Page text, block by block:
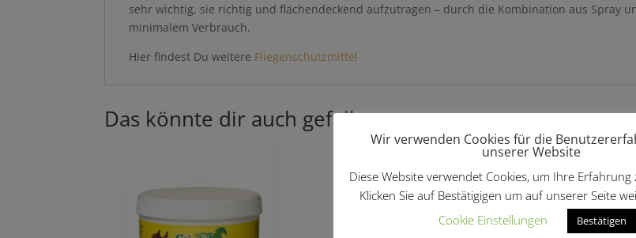
sehr wichtig, sie richtig und flächendeckend aufzutragen – durch die Kombination aus Spray
minimalem Verbrauch.
Hier findest Du weitere Fliegenschutzmittel
Das könnte dir auch gefallen …
Wir verwenden Cookies für die
unserer Website
Diese Website verwendet Cookies, um Ihre Erfahrung
Klicken Sie auf Bestätigigen um auf unserer Seite
Cookie Einstellungen
Bestätigen